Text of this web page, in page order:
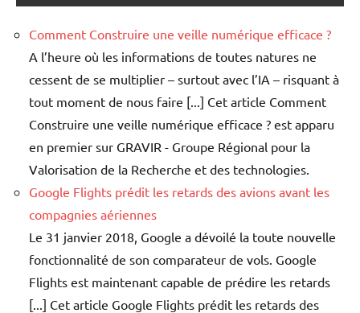
Comment Construire une veille numérique efficace ?
A l’heure où les informations de toutes natures ne
cessent de se multiplier – surtout avec l’IA – risquant à
tout moment de nous faire [...] Cet article Comment
Construire une veille numérique efficace ? est apparu
en premier sur GRAVIR - Groupe Régional pour la
Valorisation de la Recherche et des technologies.
Google Flights prédit les retards des avions avant les
compagnies aériennes
Le 31 janvier 2018, Google a dévoilé la toute nouvelle
fonctionnalité de son comparateur de vols. Google
Flights est maintenant capable de prédire les retards
[...] Cet article Google Flights prédit les retards des